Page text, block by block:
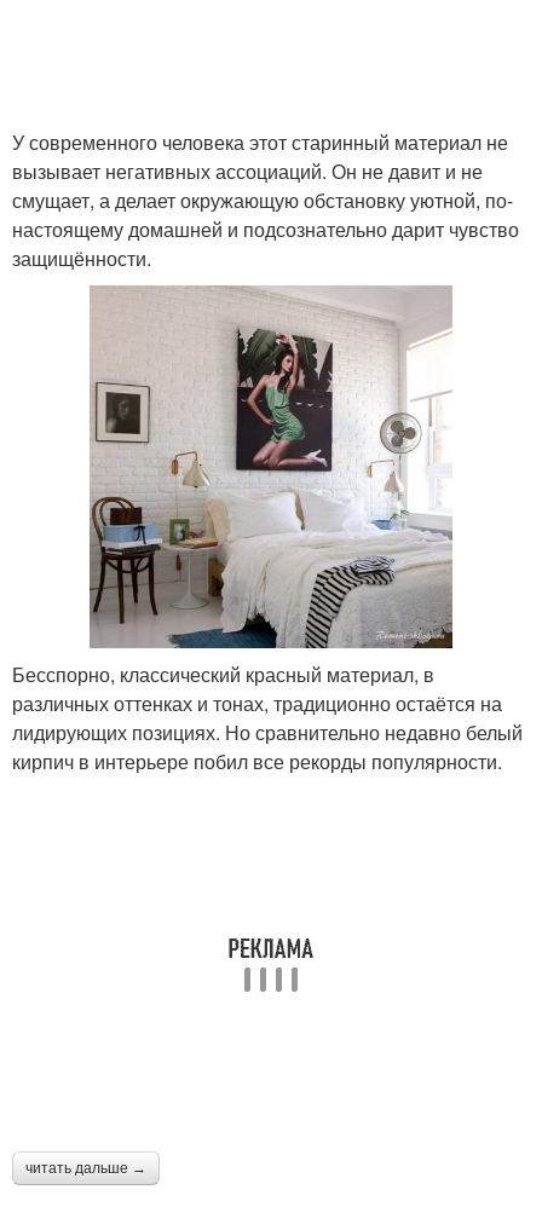
Кирпич с чем Обои под серый кирпич
Стены в современном
Стен в квартире
Обоями под кирпич Кирпич на стене
Стен в спальне Декоративные кирпичи
Стен под кирпич Отделки под кирпич
У современного человека этот старинный материал не
вызывает негативных ассоциаций. Он не давит и не
смущает, а делает окружающую обстановку уютной, по-
настоящему домашней и подсознательно дарит чувство
защищённости.
Бесспорно, классический красный материал, в
различных оттенках и тонах, традиционно остаётся на
лидирующих позициях. Но сравнительно недавно белый
кирпич в интерьере побил все рекорды популярности.
читать дальше →